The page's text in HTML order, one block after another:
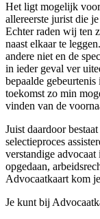
Het ligt mogelijk
allereerste jurist die
Echter raden wij ten
naast elkaar te
andere niet en de
in ieder geval ver
bepaalde
toekomst zo min
vinden van de
Juist daardoor
selectieproces
verstandige
opgedaan,
Advocaatkaart kom
Je kunt bij